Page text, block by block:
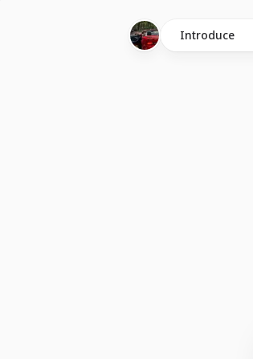
Introduce